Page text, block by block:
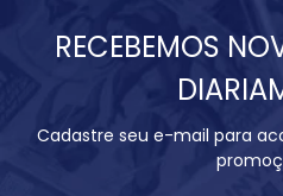
RECEBEMOS
Cadastre seu e-mail para